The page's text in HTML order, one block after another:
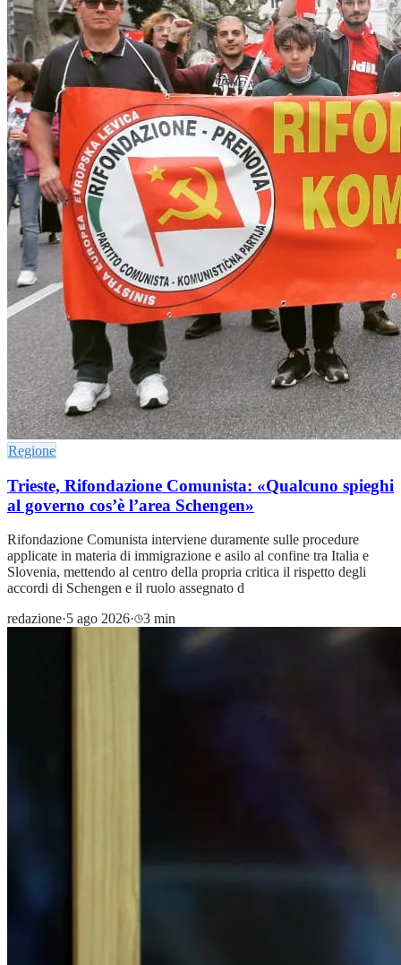
Regione
Trieste, Rifondazione Comunista: «Qualcuno spieghi
al governo cos’è l’area Schengen»
Rifondazione Comunista interviene duramente sulle procedure
applicate in materia di immigrazione e asilo al confine tra Italia e
Slovenia, mettendo al centro della propria critica il rispetto degli
accordi di Schengen e il ruolo assegnato d
redazione·5 ago 2026· 3 min